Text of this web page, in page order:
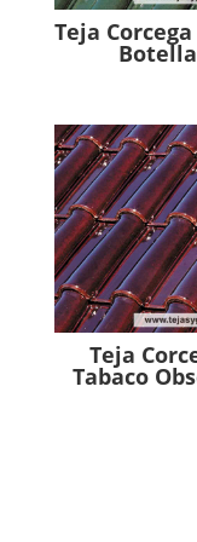
Teja
Botella
Teja
Tabaco